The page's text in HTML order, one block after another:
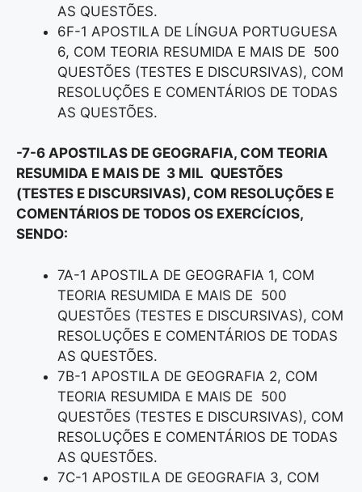
AS QUESTÕES.
6F-1 APOSTILA DE LÍNGUA PORTUGUESA
6, COM TEORIA RESUMIDA E MAIS DE 500
QUESTÕES (TESTES E DISCURSIVAS), COM
RESOLUÇÕES E COMENTÁRIOS DE TODAS
AS QUESTÕES.
-7-6 APOSTILAS DE GEOGRAFIA, COM TEORIA
RESUMIDA E MAIS DE 3 MIL QUESTÕES
(TESTES E DISCURSIVAS), COM RESOLUÇÕES E
COMENTÁRIOS DE TODOS OS EXERCÍCIOS,
SENDO:
7A-1 APOSTILA DE GEOGRAFIA 1, COM
TEORIA RESUMIDA E MAIS DE 500
QUESTÕES (TESTES E DISCURSIVAS), COM
RESOLUÇÕES E COMENTÁRIOS DE TODAS
AS QUESTÕES.
7B-1 APOSTILA DE GEOGRAFIA 2, COM
TEORIA RESUMIDA E MAIS DE 500
QUESTÕES (TESTES E DISCURSIVAS), COM
RESOLUÇÕES E COMENTÁRIOS DE TODAS
AS QUESTÕES.
7C-1 APOSTILA DE GEOGRAFIA 3, COM